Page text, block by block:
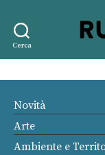
Cerca
Novità
Arte
Ambiente e